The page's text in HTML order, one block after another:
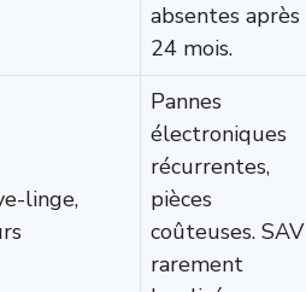
absentes après
24 mois.
linge,
Pannes
électroniques
récurrentes,
pièces
coûteuses. SAV
rarement